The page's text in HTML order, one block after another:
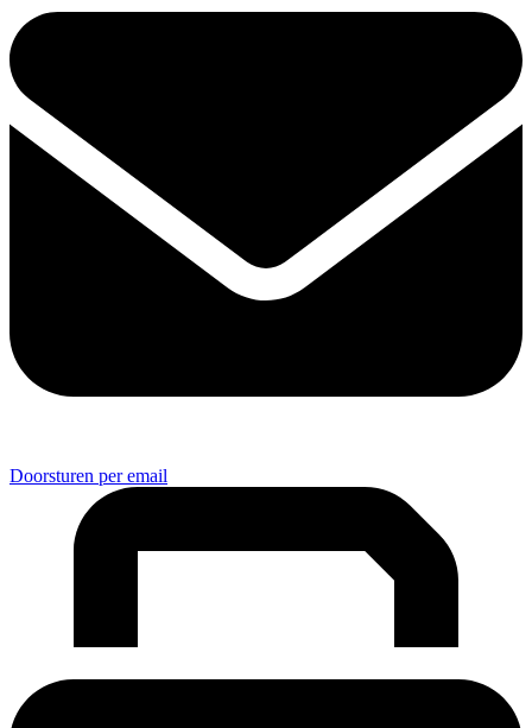
Doorsturen per email